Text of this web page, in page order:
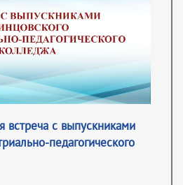
встреча с выпускниками
педагогического